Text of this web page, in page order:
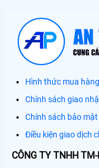
Hình thức mua hàng
Chính sách giao
Chính sách bảo mật
Điều kiện giao dịch
CÔNG TY TNHH